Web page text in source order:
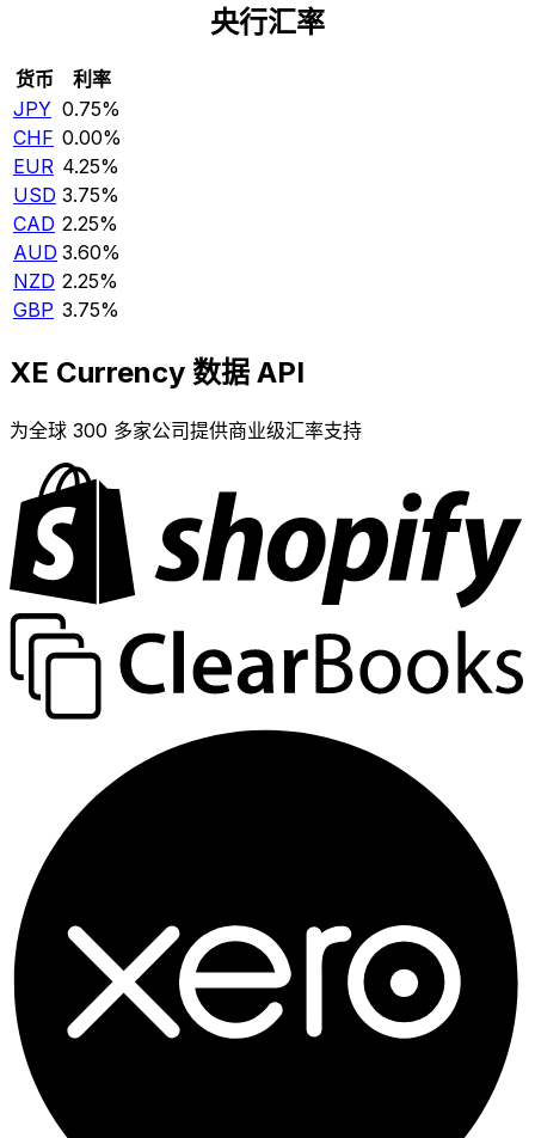
央行汇率
货币
利率
JPY 0.75%
CHF 0.00%
EUR 4.25%
USD 3.75%
CAD 2.25%
AUD 3.60%
NZD 2.25%
GBP 3.75%
XE Currency 数据 API
为全球 300 多家公司提供商业级汇率支持